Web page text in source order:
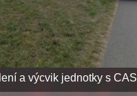
a výcvik jednotky s CAS